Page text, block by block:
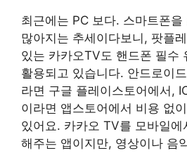
최근에는 PC 보다. 스마트폰을
많아지는 추세이다보니, 팟플
있는 카카오TV도 핸드폰 필수
활용되고 있습니다. 안드로이
라면 구글 플레이스토어에서,
이라면 앱스토어에서 비용 없
있어요. 카카오 TV를 모바일에
해주는 앱이지만, 영상이나 음